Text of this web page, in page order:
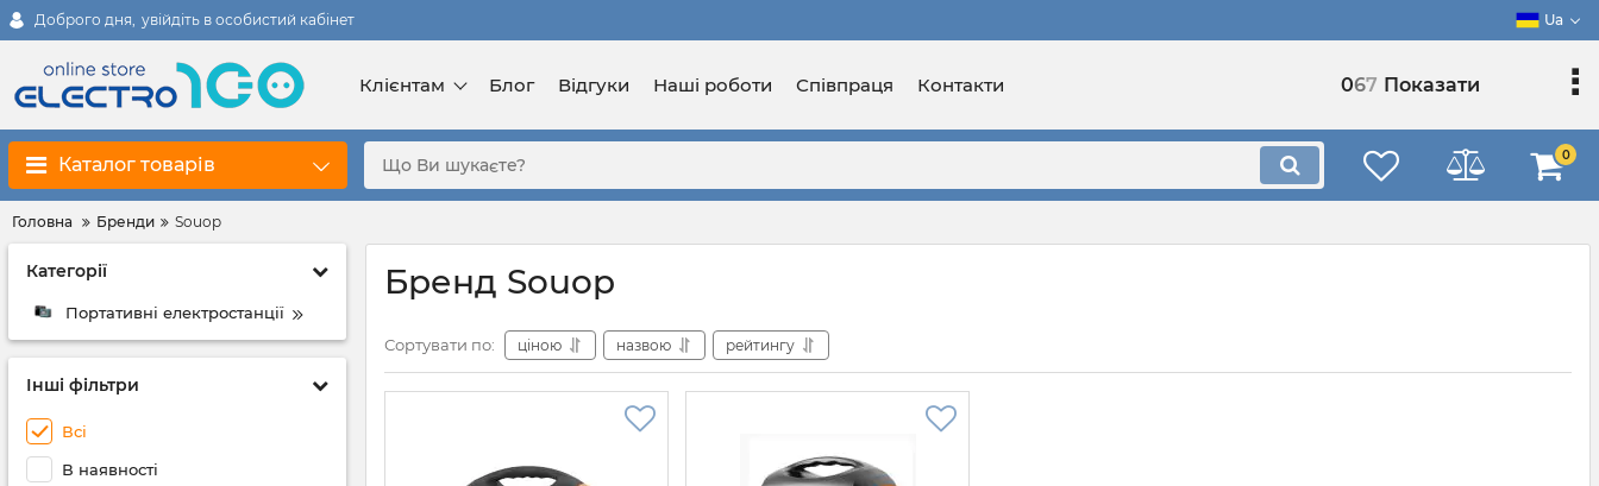
Доброго дня, увійдіть в особистий кабінет Ua
Клієнтам Блог Відгуки Наші роботи Співпраця Контакти 067 Показати
Каталог товарів 0
Головна Бренди Souop
Категорії
Портативні електростанції
Інші фільтри
Всі
В наявності
Бренд Souop
Сортувати по: ціною назвою рейтингу